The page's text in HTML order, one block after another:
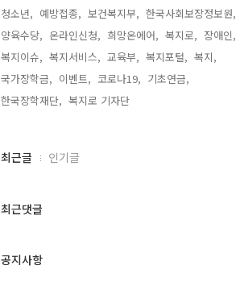
청소년, 예방접종, 보건복지부, 한국사회보장정보원,
양육수당, 온라인신청, 희망온에어, 복지로, 장애인,
복지이슈, 복지서비스, 교육부, 복지포털, 복지,
국가장학금, 이벤트, 코로나19, 기초연금,
한국장학재단, 복지로 기자단,
최
과
글
최근글 인기글
최근댓글
공지사항